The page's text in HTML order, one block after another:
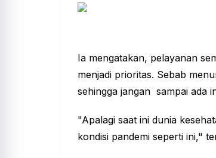
Ia mengatakan, pelayanan
menjadi prioritas. Sebab
sehingga jangan sampai ada
"Apalagi saat ini dunia
kondisi pandemi seperti ini,"